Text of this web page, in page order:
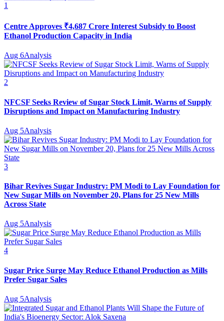
1
Centre Approves ₹4,687 Crore Interest Subsidy to Boost
Ethanol Production Capacity in India
Aug 6Analysis
2
NFCSF Seeks Review of Sugar Stock Limit, Warns of Supply
Disruptions and Impact on Manufacturing Industry
Aug 5Analysis
3
Bihar Revives Sugar Industry: PM Modi to Lay Foundation for
New Sugar Mills on November 20, Plans for 25 New Mills
Across State
Aug 5Analysis
4
Sugar Price Surge May Reduce Ethanol Production as Mills
Prefer Sugar Sales
Aug 5Analysis